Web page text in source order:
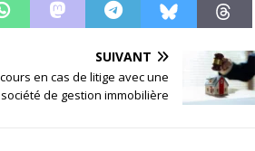
SUIVANT
en cas de litige avec une
société de gestion immobilière